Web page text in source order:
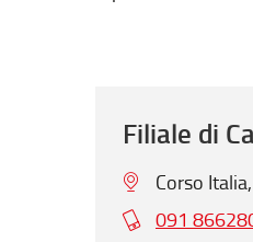
Filiale di
Corso
091